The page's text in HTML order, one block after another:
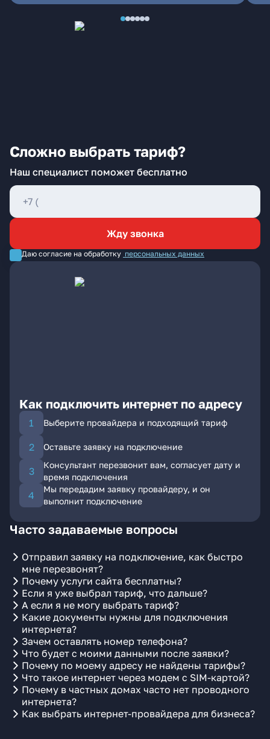
Сложно выбрать тариф?
Наш специалист поможет бесплатно
Жду звонка
Даю согласие на обработку персональных данных
Как подключить интернет по адресу
Выберите провайдера и подходящий тариф
Оставьте заявку на подключение
Консультант перезвонит вам, согласует дату и
время подключения
Мы передадим заявку провайдеру, и он
выполнит подключение
Часто задаваемые вопросы
Отправил заявку на подключение, как быстро
мне перезвонят?
Почему услуги сайта бесплатны?
Если я уже выбрал тариф, что дальше?
А если я не могу выбрать тариф?
Какие документы нужны для подключения
интернета?
Зачем оставлять номер телефона?
Что будет с моими данными после заявки?
Почему по моему адресу не найдены тарифы?
Что такое интернет через модем с SIM-картой?
Почему в частных домах часто нет проводного
интернета?
Как выбрать интернет-провайдера для бизнеса?